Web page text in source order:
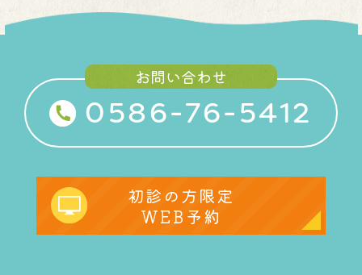
お問い合わせ
0586-76-5412
初診の方限定
WEB予約